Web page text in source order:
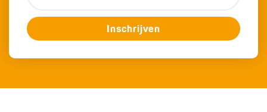
Inschrijven